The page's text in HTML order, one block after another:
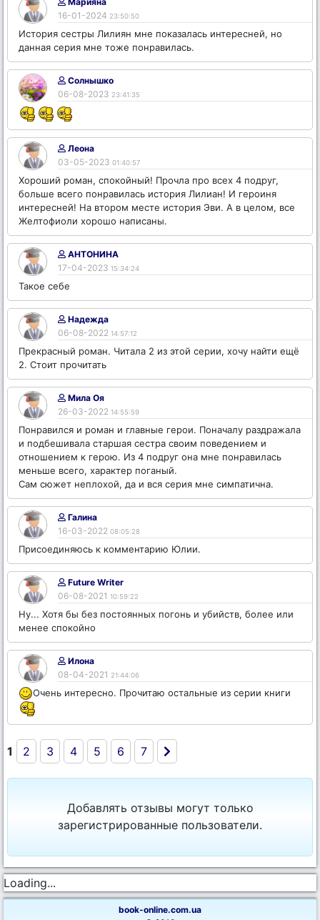
16-01-2024 23:50:50
История сестры Лилиян мне показалась интересней, но
данная серия мне тоже понравилась.
Солнышко
06-08-2023 23:41:35
Леона
03-05-2023 01:40:57
Хороший роман, спокойный! Прочла про всех 4 подруг,
больше всего понравилась история Лилиан! И героиня
интересней! На втором месте история Эви. А в целом, все
Желтофиоли хорошо написаны.
АНТОНИНА
17-04-2023 15:34:24
Такое себе
Надежда
06-08-2022 14:57:12
Прекрасный роман. Читала 2 из этой серии, хочу найти ещё
2. Стоит прочитать
Мила Оя
26-03-2022 14:55:59
Понравился и роман и главные герои. Поначалу раздражала
и подбешивала старшая сестра своим поведением и
отношением к герою. Из 4 подруг она мне понравилась
меньше всего, характер поганый.
Сам сюжет неплохой, да и вся серия мне симпатична.
Галина
16-03-2022 08:05:28
Присоединяюсь к комментарию Юлии.
Future Writer
06-08-2021 10:59:22
Ну... Хотя бы без постоянных погонь и убийств, более или
менее спокойно
Илона
08-04-2021 21:44:06
Очень интересно. Прочитаю остальные из серии книги
1 2 3 4 5 6 7
Добавлять отзывы могут только
зарегистрированные пользователи.
Loading...
book-online.com.ua